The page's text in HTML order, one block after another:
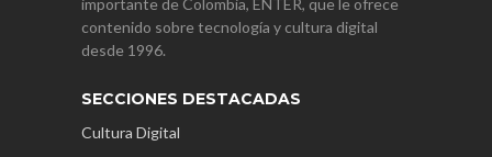
importante de Colombia, ENTER, que le ofrece
contenido sobre tecnología y cultura digital
desde 1996.
SECCIONES DESTACADAS
Cultura Digital